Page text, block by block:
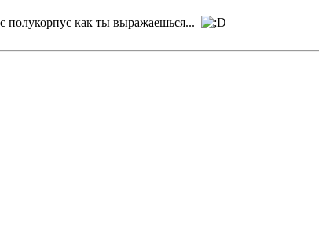
полукорпус как ты выражаешься...